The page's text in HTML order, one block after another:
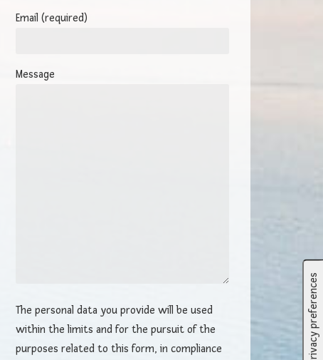
Email (required)
Message
The personal data you provide will be used
within the limits and for the pursuit of the
purposes related to this form, in compliance